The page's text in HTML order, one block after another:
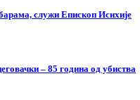
служи Епископ Исихије
– 85 година од убиства